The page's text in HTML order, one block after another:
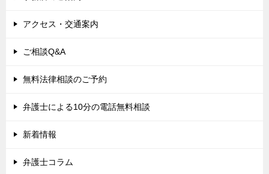
アクセス・交通案内
ご相談Q&A
無料法律相談のご予約
弁護士による10分の電話無料相談
新着情報
弁護士コラム